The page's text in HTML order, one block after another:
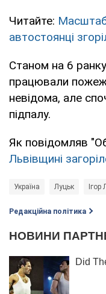
Читайте:
автостоянці
Станом на 6 ранку
працювали
невідома, але
підпалу.
Як повідомляв
Львівщині
Україна Луцьк Ігор
Редакційна політика